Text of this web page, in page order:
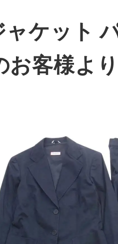
ャケット
お客様よ